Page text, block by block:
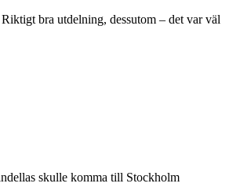
bra utdelning, dessutom – det var väl
skulle komma till Stockholm